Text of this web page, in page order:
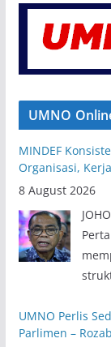
UMNO
MINDEF
Organisasi,
8 August 2026
UMNO Perlis
Parlimen –